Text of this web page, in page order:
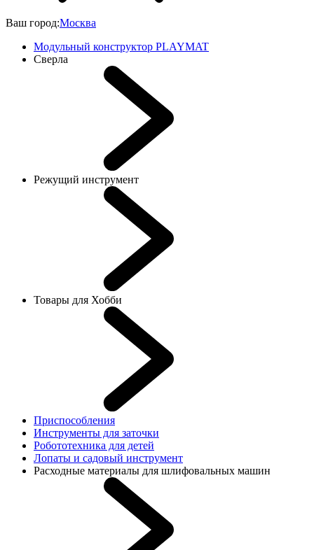
Ваш город:Москва
Модульный конструктор PLAYMAT
Сверла
Режущий инструмент
Товары для Хобби
Приспособления
Инструменты для заточки
Робототехника для детей
Лопаты и садовый инструмент
Расходные материалы для шлифовальных машин